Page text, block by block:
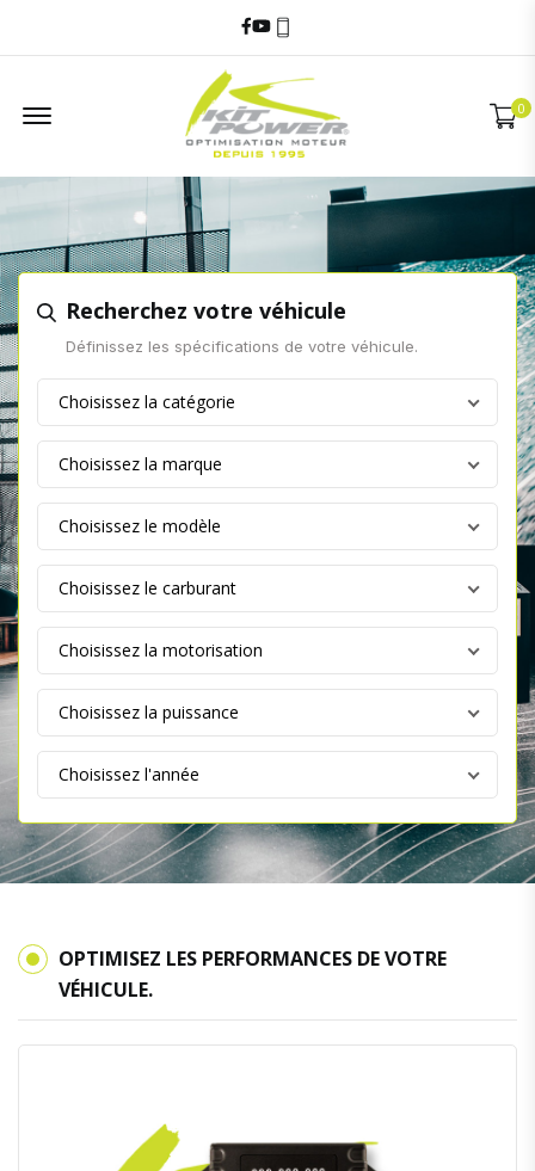
Facebook
Youtube
0
Recherchez votre véhicule
Définissez les spécifications de votre véhicule.
OPTIMISEZ LES PERFORMANCES DE VOTRE
VÉHICULE.